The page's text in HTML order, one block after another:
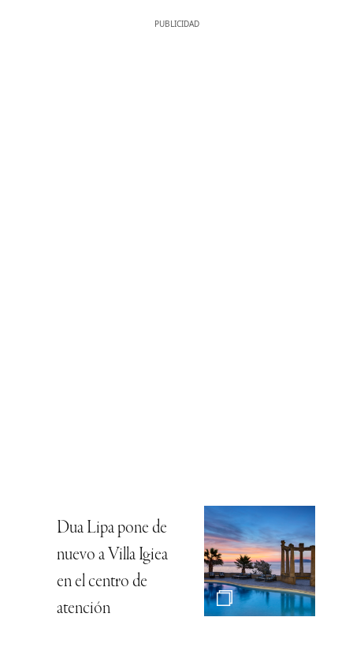
Dua Lipa pone de
nuevo a Villa Igiea
en el centro de
atención